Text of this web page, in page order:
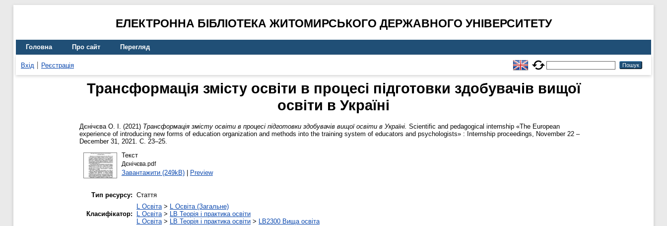
ЕЛЕКТРОННА БІБЛІОТЕКА ЖИТОМИРСЬКОГО ДЕРЖАВНОГО УНІВЕРСИТЕТУ
Головна Про сайт Перегляд
Вхід Реєстрація
Трансформація змісту освіти в процесі підготовки здобувачів вищої
освіти в Україні
Дєнічєва О. І. (2021) Трансформація змісту освіти в процесі підготовки здобувачів вищої освіти в Україні. Scientific and pedagogical internship «The European
experience of introducing new forms of education organization and methods into the training system of educators and psychologists» : Internship proceedings, November 22 –
December 31, 2021. С. 23–25.
Текст
Дєнічєва.pdf
Завантажити (249kB)| Preview
Тип ресурсу: Стаття
Класифікатор:
L Освіта> L Освіта (Загальне)
L Освіта> LB Теорія і практика освіти
L Освіта> LB Теорія і практика освіти > LB2300 Вища освіта